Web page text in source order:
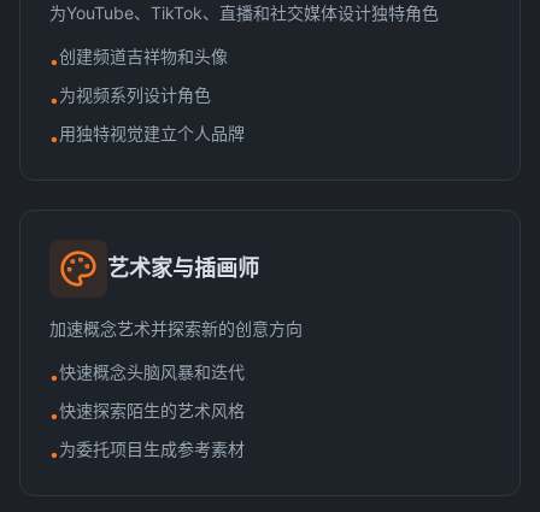
为YouTube、TikTok、直播和社交媒体设计独特角色
•创建频道吉祥物和头像
•为视频系列设计角色
•用独特视觉建立个人品牌
艺术家与插画师
加速概念艺术并探索新的创意方向
•快速概念头脑风暴和迭代
•快速探索陌生的艺术风格
•为委托项目生成参考素材